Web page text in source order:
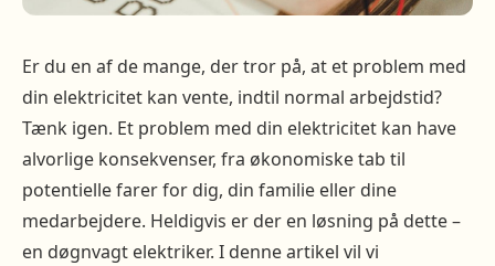
Er du en af de mange, der tror på, at et problem med
din elektricitet kan vente, indtil normal arbejdstid?
Tænk igen. Et problem med din elektricitet kan have
alvorlige konsekvenser, fra økonomiske tab til
potentielle farer for dig, din familie eller dine
medarbejdere. Heldigvis er der en løsning på dette –
en døgnvagt elektriker. I denne artikel vil vi